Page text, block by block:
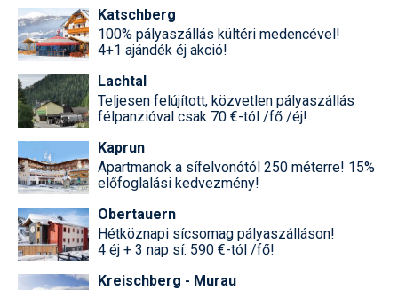
Katschberg
100% pályaszállás kültéri medencével!
4+1 ajándék éj akció!
Lachtal
Teljesen felújított, közvetlen pályaszállás
félpanzióval csak 70 €-tól /fő /éj!
Kaprun
Apartmanok a sífelvonótól 250 méterre! 15%
előfoglalási kedvezmény!
Obertauern
Hétköznapi sícsomag pályaszálláson!
4 éj + 3 nap sí: 590 €-tól /fő!
Kreischberg - Murau